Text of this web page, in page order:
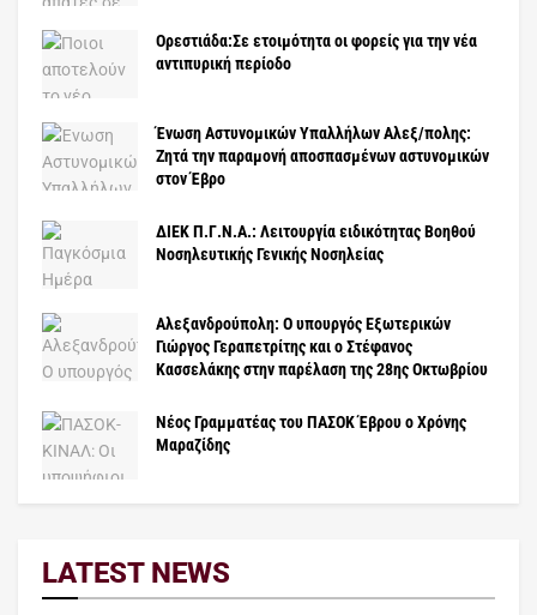
Ορεστιάδα:Σε ετοιμότητα οι φορείς για την νέα
αντιπυρική περίοδο
Ένωση Αστυνομικών Υπαλλήλων Αλεξ/πολης:
Ζητά την παραμονή αποσπασμένων αστυνομικών
στον Έβρο
ΔΙΕΚ Π.Γ.Ν.Α.: Λειτουργία ειδικότητας Βοηθού
Νοσηλευτικής Γενικής Νοσηλείας
Αλεξανδρούπολη: Ο υπουργός Εξωτερικών
Γιώργος Γεραπετρίτης και ο Στέφανος
Κασσελάκης στην παρέλαση της 28ης Οκτωβρίου
Νέος Γραμματέας του ΠΑΣΟΚ Έβρου ο Χρόνης
Μαραζίδης
LATEST NEWS